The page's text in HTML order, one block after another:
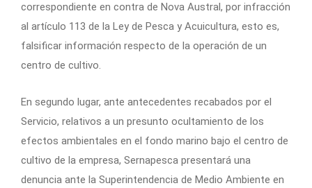
correspondiente en contra de Nova Austral, por infracción
al artículo 113 de la Ley de Pesca y Acuicultura, esto es,
falsificar información respecto de la operación de un
centro de cultivo.
En segundo lugar, ante antecedentes recabados por el
Servicio, relativos a un presunto ocultamiento de los
efectos ambientales en el fondo marino bajo el centro de
cultivo de la empresa, Sernapesca presentará una
denuncia ante la Superintendencia de Medio Ambiente en